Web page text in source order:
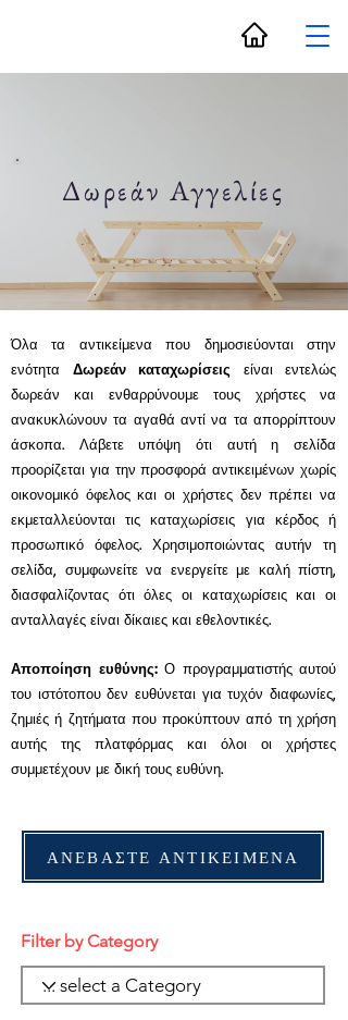
Δωρεάν Αγγελίες
Όλα τα αντικείμενα που δημοσιεύονται στην
ενότητα Δωρεάν καταχωρίσεις είναι εντελώς
δωρεάν και ενθαρρύνουμε τους χρήστες να
ανακυκλώνουν τα αγαθά αντί να τα απορρίπτουν
άσκοπα. Λάβετε υπόψη ότι αυτή η σελίδα
προορίζεται για την προσφορά αντικειμένων χωρίς
οικονομικό όφελος και οι χρήστες δεν πρέπει να
εκμεταλλεύονται τις καταχωρίσεις για κέρδος ή
προσωπικό όφελος. Χρησιμοποιώντας αυτήν τη
σελίδα, συμφωνείτε να ενεργείτε με καλή πίστη,
διασφαλίζοντας ότι όλες οι καταχωρίσεις και οι
ανταλλαγές είναι δίκαιες και εθελοντικές.
Αποποίηση ευθύνης:Ο προγραμματιστής αυτού
του ιστότοπου δεν ευθύνεται για τυχόν διαφωνίες,
ζημιές ή ζητήματα που προκύπτουν από τη χρήση
αυτής της πλατφόρμας και όλοι οι χρήστες
συμμετέχουν με δική τους ευθύνη.
ΑΝΕΒΑΣΤΕ ΑΝΤΙΚΕΙΜΕΝΑ
Filter by Category